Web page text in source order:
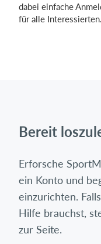
dabei einfache
für alle Interessierten.
Bereit
Erforsche
ein Konto und
einzurichten.
Hilfe brauchst,
zur Seite.